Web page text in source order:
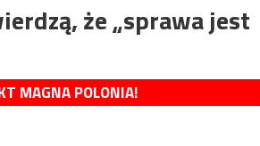
że „sprawa jest
MAGNA POLONIA!